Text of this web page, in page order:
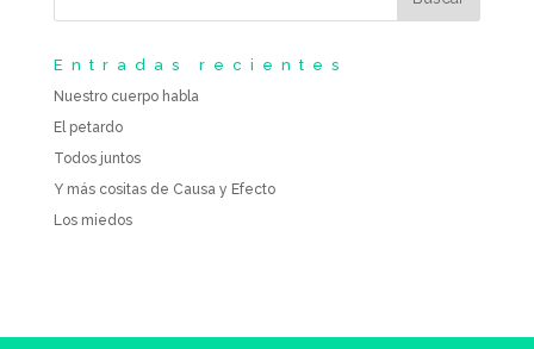
Entradas recientes
Nuestro cuerpo habla
El petardo
Todos juntos
Y más cositas de Causa y Efecto
Los miedos